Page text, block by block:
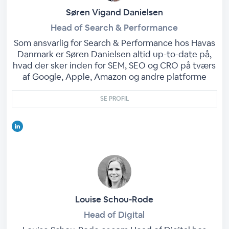
Søren Vigand Danielsen
Head of Search & Performance
Som ansvarlig for Search & Performance hos Havas
Danmark er Søren Danielsen altid up-to-date på,
hvad der sker inden for SEM, SEO og CRO på tværs
af Google, Apple, Amazon og andre platforme
SE PROFIL
Louise Schou-Rode
Head of Digital